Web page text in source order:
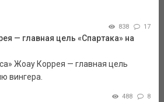
838 17
— главная цель «Спартака» на
Жоау Коррея — главная цель
вингера.
488 8